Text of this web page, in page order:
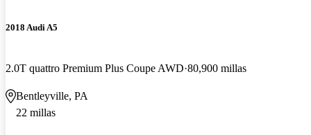
2018 Audi A5
2.0T quattro Premium Plus Coupe AWD 80,900 millas
Bentleyville, PA
22 millas